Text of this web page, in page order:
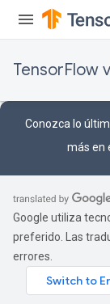
TensorFlow
Conozca lo
más en
Google utiliza
preferido. Las
errores.